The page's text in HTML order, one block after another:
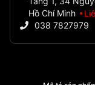
Hồ Chí Minh
038 7827979